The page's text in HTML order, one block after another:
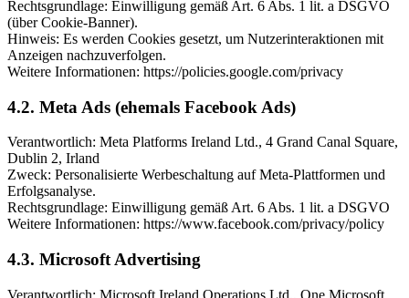
Rechtsgrundlage: Einwilligung gemäß Art. 6 Abs. 1 lit. a DSGVO
(über Cookie-Banner).
Hinweis: Es werden Cookies gesetzt, um Nutzerinteraktionen mit
Anzeigen nachzuverfolgen.
Weitere Informationen: https://policies.google.com/privacy
4.2. Meta Ads (ehemals Facebook Ads)
Verantwortlich: Meta Platforms Ireland Ltd., 4 Grand Canal Square,
Dublin 2, Irland
Zweck: Personalisierte Werbeschaltung auf Meta-Plattformen und
Erfolgsanalyse.
Rechtsgrundlage: Einwilligung gemäß Art. 6 Abs. 1 lit. a DSGVO
Weitere Informationen: https://www.facebook.com/privacy/policy
4.3. Microsoft Advertising
Verantwortlich: Microsoft Ireland Operations Ltd., One Microsoft